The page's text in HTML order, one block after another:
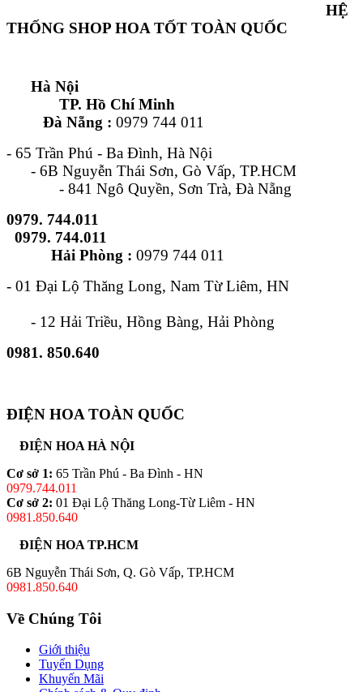
HỆ
THỐNG SHOP HOA TỐT TOÀN QUỐC
Hà Nội
TP. Hồ Chí Minh
Đà Nẵng : 0979 744 011
- 65 Trần Phú - Ba Đình, Hà Nội
- 6B Nguyễn Thái Sơn, Gò Vấp, TP.HCM
- 841 Ngô Quyền, Sơn Trà, Đà Nẵng
0979. 744.011
0979. 744.011
Hải Phòng : 0979 744 011
- 01 Đại Lộ Thăng Long, Nam Từ Liêm, HN
- 12 Hải Triều, Hồng Bàng, Hải Phòng
0981. 850.640
ĐIỆN HOA TOÀN QUỐC
ĐIỆN HOA HÀ NỘI
Cơ sở 1: 65 Trần Phú - Ba Đình - HN
0979.744.011
Cơ sở 2: 01 Đại Lộ Thăng Long-Từ Liêm - HN
0981.850.640
ĐIỆN HOA TP.HCM
6B Nguyễn Thái Sơn, Q. Gò Vấp, TP.HCM
0981.850.640
Về Chúng Tôi
Giới thiệu
Tuyển Dụng
Khuyến Mãi